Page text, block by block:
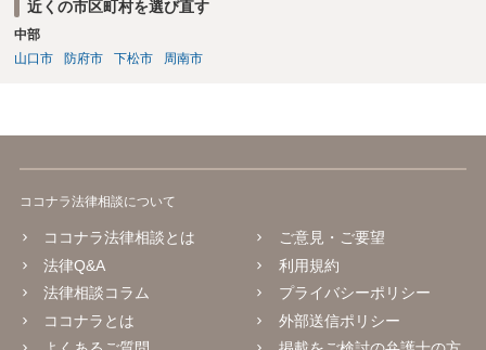
近くの市区町村を選び直す
中部
山口市
防府市 下松市 周南市
ココナラ法律相談について
ココナラ法律相談とは
法律Q&A
法律相談コラム
ココナラとは
ご意見・ご要望
利用規約
プライバシーポリシー
外部送信ポリシー